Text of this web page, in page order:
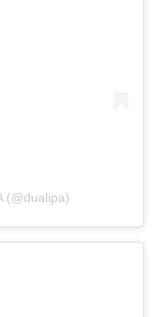
(@dualipa)